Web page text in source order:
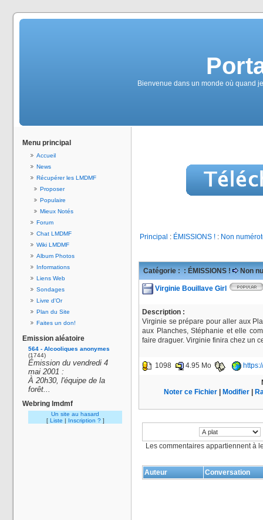
Bienvenue dans un monde où quand
Menu principal
Accueil
News
Récupérer les LMDMF
Proposer
Populaire
Mieux Notés
Forum
Chat LMDMF
Wiki LMDMF
Album Photos
Informations
Liens Web
Sondages
Livre d'Or
Plan du Site
Faites un don!
Emission aléatoire
564 - Alcooliques anonymes
(1744)
Émission du vendredi 4
mai 2001 :
À 20h30, l'équipe de la
forêt...
Webring lmdmf
Un site au hasard
[ Liste | Inscription ? ]
Principal : ÉMISSIONS ! : Non
Catégorie : : ÉMISSIONS ! Non
Virginie Bouillave Girl
Description :
Virginie se prépare pour aller aux
aux Planches, Stéphanie et elle
faire draguer. Virginie finira chez un
1098 4.95 Mo
Noter ce Fichier
Modifier
Les commentaires appartiennent à
Auteur Conversation